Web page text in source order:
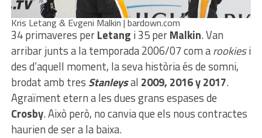
Kris Letang & Evgeni Malkin | bardown.com
34 primaveres perLetang i 35 perMalkin. Van
arribar junts a la temporada 2006/07 com arookiesi
des d’aquell moment, la seva història és de somni,
brodat amb tres Stanleysal 2009, 2016 y 2017.
Agraïment etern a les dues grans espases de
Crosby. Això però, no canvia que els nous contractes
haurien de ser a la baixa.